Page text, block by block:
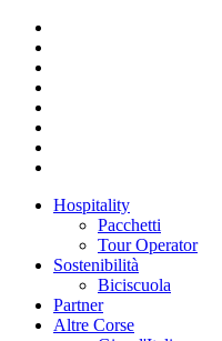
Hospitality
Pacchetti
Tour Operator
Sostenibilità
Biciscuola
Partner
Altre Corse